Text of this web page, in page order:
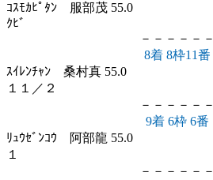
ｺｽﾓｶﾋﾟﾀﾝ 服部茂 55.0
ｸﾋﾞ
－－－－－－
8着 8枠11番
ｽｲﾚﾝﾁｬﾝ 桑村真 55.0
１１／２
－－－－－－
9着 6枠 6番
ﾘｭｳｾﾞﾝｺｳ 阿部龍 55.0
１
－－－－－－